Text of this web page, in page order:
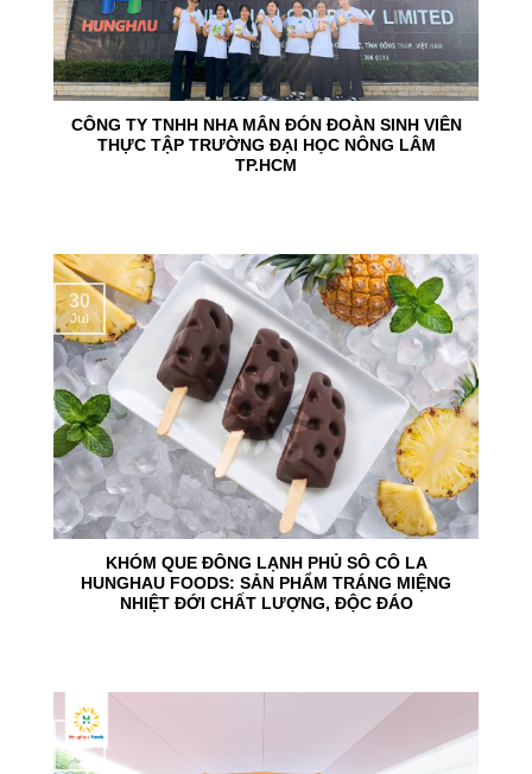
CÔNG TY TNHH NHA MÂN ĐÓN ĐOÀN SINH VIÊN
THỰC TẬP TRƯỜNG ĐẠI HỌC NÔNG LÂM
TP.HCM
KHÓM QUE ĐÔNG LẠNH PHỦ SÔ CÔ LA
HUNGHAU FOODS: SẢN PHẨM TRÁNG MIỆNG
NHIỆT ĐỚI CHẤT LƯỢNG, ĐỘC ĐÁO
30
Jul
24
Jun